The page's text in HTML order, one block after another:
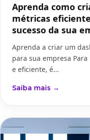
Aprenda como
métricas
sucesso da sua
Aprenda a criar um
para sua empresa
e eficiente, é...
Saiba mais →